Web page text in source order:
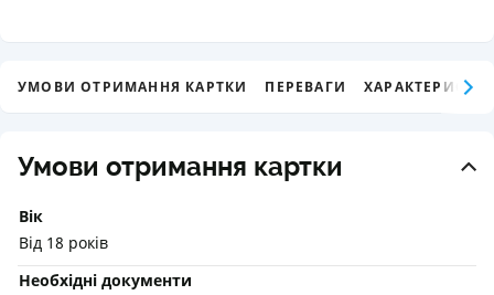
УМОВИ ОТРИМАННЯ КАРТКИ ПЕРЕВАГИ
Умови отримання картки
Вік
Від 18 років
Необхідні документи